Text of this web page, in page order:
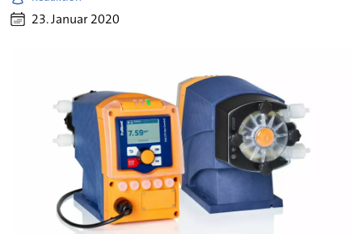
23. Januar 2020